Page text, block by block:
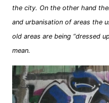
the city. On the other hand
and urbanisation of areas the
old areas are being “dressed
mean.